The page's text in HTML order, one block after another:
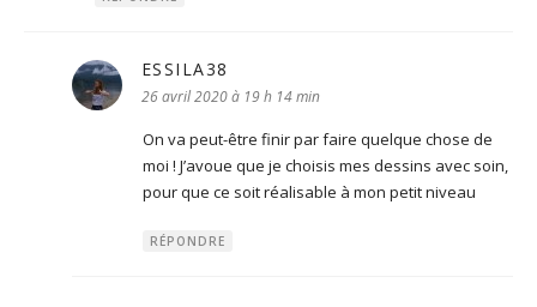
ESSILA38
26 avril 2020 à 19 h 14 min
On va peut-être finir par faire quelque chose de
moi ! J’avoue que je choisis mes dessins avec soin,
pour que ce soit réalisable à mon petit niveau
RÉPONDRE